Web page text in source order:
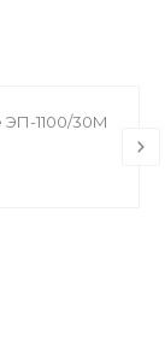
1100/30М